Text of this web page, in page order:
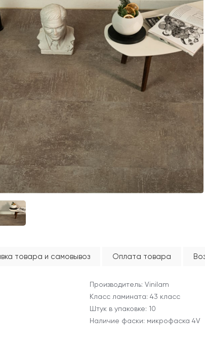
Ваши данные не будут
товара и самовывоз Оплата товара
Производитель: Vinilam
Класс ламината: 43 класс
Штук в упаковке: 10
Наличие фаски: микрофаска 4V